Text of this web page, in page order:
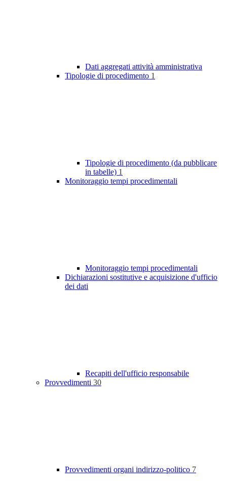
Dati aggregati attività amministrativa
Tipologie di procedimento 1
Tipologie di procedimento (da pubblicare
in tabelle) 1
Monitoraggio tempi procedimentali
Monitoraggio tempi procedimentali
Dichiarazioni sostitutive e acquisizione d'ufficio
dei dati
Recapiti dell'ufficio responsabile
Provvedimenti 30
Provvedimenti organi indirizzo-politico 7